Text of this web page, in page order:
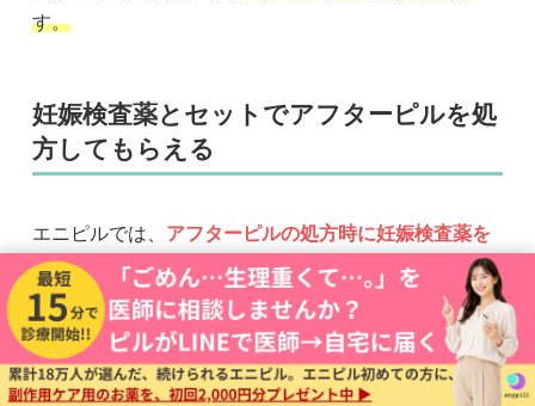
す。
妊娠検査薬とセットでアフターピルを処
方してもらえる
エニピルでは、 アフターピルの処方時に妊娠検査薬を
一緒に受け取ることもできます。
他にも低用量ピルとのセット処方や、副作用緩和セッ
トと一緒に処方してもらうことも可能です。